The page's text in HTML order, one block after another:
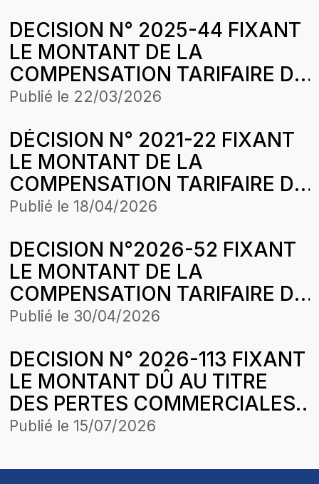
JANVIER 2026
CONCESSION MBOUR DANS
LE CADRE DE
L’HARMONISATION DES
TARIFS
DECISION N° 2025-44 FIXANT
LE MONTANT DE LA
COMPENSATION TARIFAIRE DU
MOIS DE DECEMBRE 2024 DE
(ERA) DANS LE CADRE DE
L’HARMONISATION DES
TARIFS
Publié le 22/03/2026
DÉCISION N° 2021-22 FIXANT
LE MONTANT DE LA
COMPENSATION TARIFAIRE DU
MOIS D’AVRIL 2021 DE
LE CADRE DE
L’HARMONISATION DES
TARIFS
Publié le 18/04/2026
DECISION N°2026-52 FIXANT
LE MONTANT DE LA
COMPENSATION TARIFAIRE DU
MOIS DE FEVRIER 2026 DE
CONCESSION DAGANA-
PODOR-SAINT-LOUIS DANS LE
CADRE DE L’HARMONISATION
DES TARIFS
Publié le 30/04/2026
DECISION N° 2026-113 FIXANT
LE MONTANT DÛ AU TITRE
DES PERTES COMMERCIALES
SUBIES PAR LA SOCIETE
SENEGAL SUR DES CESSIONS
Publié le 15/07/2026